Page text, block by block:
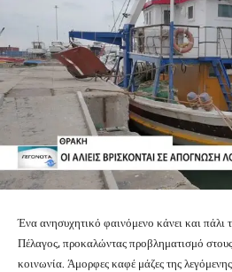
Ένα ανησυχητικό φαινόμενο κάνει και πάλι
Πέλαγος, προκαλώντας προβληματισμό
κοινωνία. Άμορφες καφέ μάζες της